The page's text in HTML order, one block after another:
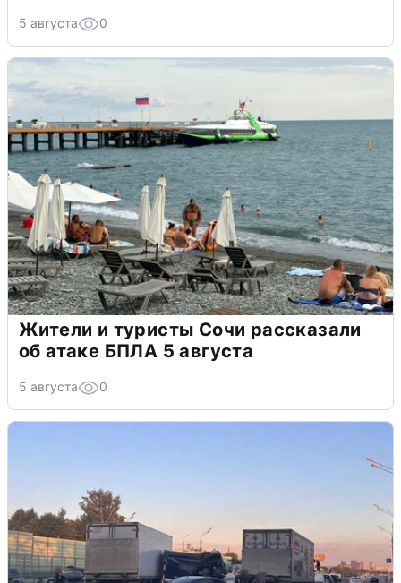
5 августа 0
Жители и туристы Сочи рассказали
об атаке БПЛА 5 августа
5 августа 0